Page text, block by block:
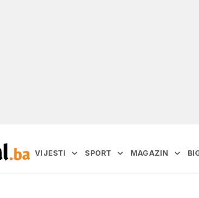
VIJESTI SPORT MAGAZIN